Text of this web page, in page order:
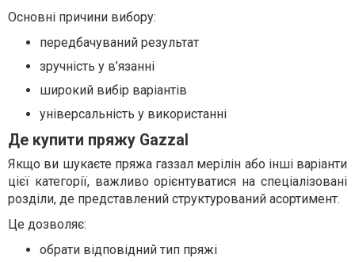
Основні причини вибору:
передбачуваний результат
зручність у в’язанні
широкий вибір варіантів
універсальність у використанні
Де купити пряжу Gazzal
Якщо ви шукаєте пряжа газзал мерілін або інші варіанти
цієї категорії, важливо орієнтуватися на спеціалізовані
розділи, де представлений структурований асортимент.
Це дозволяє:
обрати відповідний тип пряжі